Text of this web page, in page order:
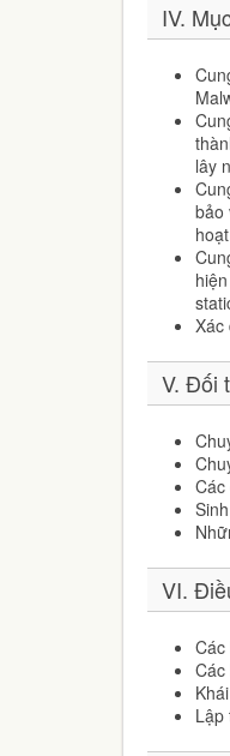
IV.
lây
bảo
Xác
V. Đối
VI.
Lập